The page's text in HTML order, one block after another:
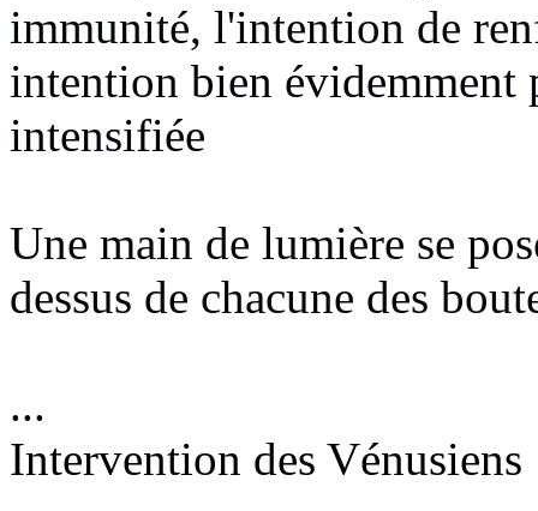
immunité, l'intention de
intention bien évidemment
intensifiée
Une main de lumière se
dessus de chacune des
...
Intervention des Vénusiens